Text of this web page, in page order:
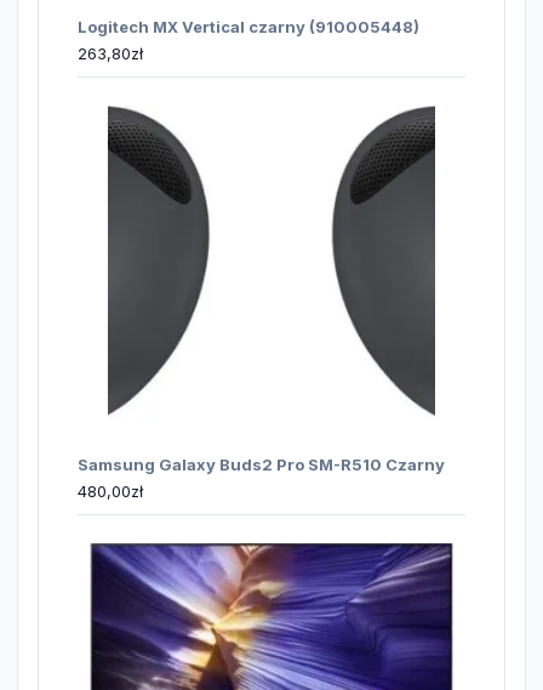
Logitech MX Vertical czarny (910005448)
263,80zł
Samsung Galaxy Buds2 Pro SM-R510 Czarny
480,00zł